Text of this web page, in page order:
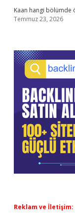
Kaan hangi bölümde
Temmuz 23, 2026
Reklam ve İletişim: